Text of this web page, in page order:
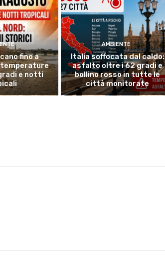
fino a
e notti
AMBIENTE
Italia soffocata dal caldo:
asfalto oltre i 62 gradi e
bollino rosso in tutte le
città monitorate